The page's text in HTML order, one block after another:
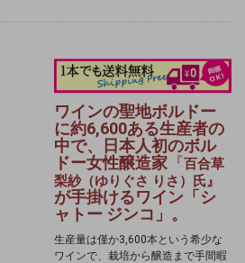
ワインの聖地ボルドー
に約6,600ある生産者の
中で、日本人初のボル
ドー女性醸造家『百合草
梨紗（ゆりぐさ りさ）氏』
が手掛けるワイン「シ
ャトー ジンコ」。
生産量は僅か3,600本という希少な
ワインで、栽培から醸造まで手間暇